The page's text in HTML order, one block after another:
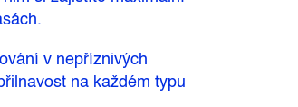
v nepříznivých
na každém typu